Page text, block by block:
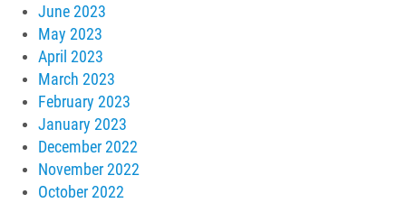
June 2023
May 2023
April 2023
March 2023
February 2023
January 2023
December 2022
November 2022
October 2022